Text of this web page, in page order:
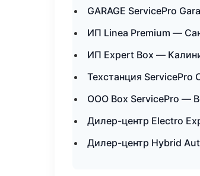
GARAGE ServicePro
ИП Linea Premium —
ИП Expert Box —
Техстанция
ООО Box ServicePro —
Дилер-центр Electro
Дилер-центр Hybrid